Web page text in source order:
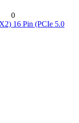
0
16 Pin (PCIe 5.0